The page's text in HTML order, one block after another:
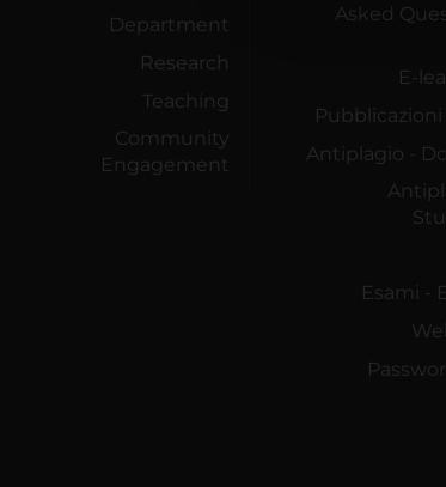
Department
Research
Teaching
Community
Engagement
Asked
E-
Pubblicazioni
Antiplagio -
Esami -